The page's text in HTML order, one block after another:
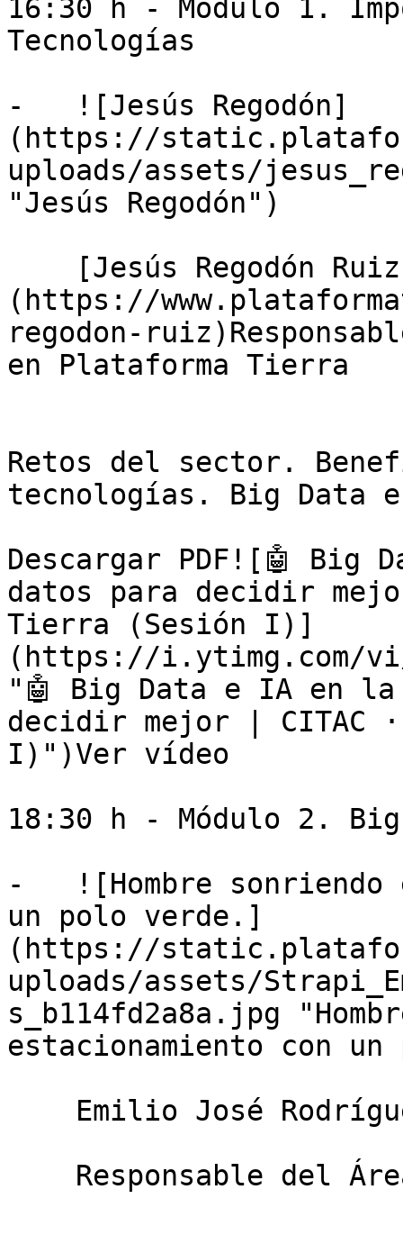
16:30 h - Módulo 1.
Tecnologías
-   ![Jesús Regodón]
(https://
uploads/assets/
"Jesús Regodón")
(https://
regodon-
en Plataforma Tierra
Retos del sector.
tecnologías. Big Data
Descargar PDF![🤖
datos para decidir
Tierra (Sesión I)]
(https://i.ytimg.com/vi/
"🤖 Big Data e IA en
decidir mejor | CITAC
I)")Ver vídeo
18:30 h - Módulo 2.
-   ![Hombre sonriendo
un polo verde.]
(https://
uploads/assets/
s_b114fd2a8a.jpg
estacionamiento con